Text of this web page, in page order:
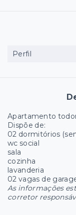
Apartamento
Dispõe de:
02 dormitórios
wc social
sala
cozinha
lavanderia
02 vagas de
As informações
corretor
Perfil